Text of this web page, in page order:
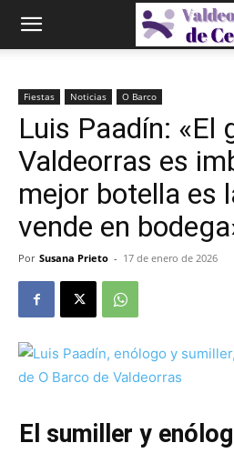
Fiestas Noticias O Barco
Luis Paadín: «El
Valdeorras es
mejor botella es
vende en
Por Susana Prieto - 17 de enero de 2026
El sumiller y